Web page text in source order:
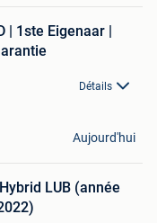
| 1ste Eigenaar |
Détails
Aujourd'hui
LUB (année